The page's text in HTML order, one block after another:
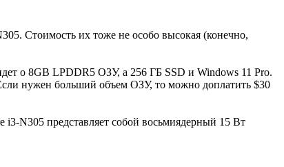
Стоимость их тоже не особо высокая (конечно,
о 8GB LPDDR5 ОЗУ, a 256 ГБ SSD и Windows 11 Pro.
нужен больший объем ОЗУ, то можно доплатить $30
N305 представляет собой восьмиядерный 15 Вт